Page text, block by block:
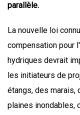
parallèle.
La nouvelle loi
compensation pour
hydriques devrait
les initiateurs de
étangs, des marais,
plaines inondables,